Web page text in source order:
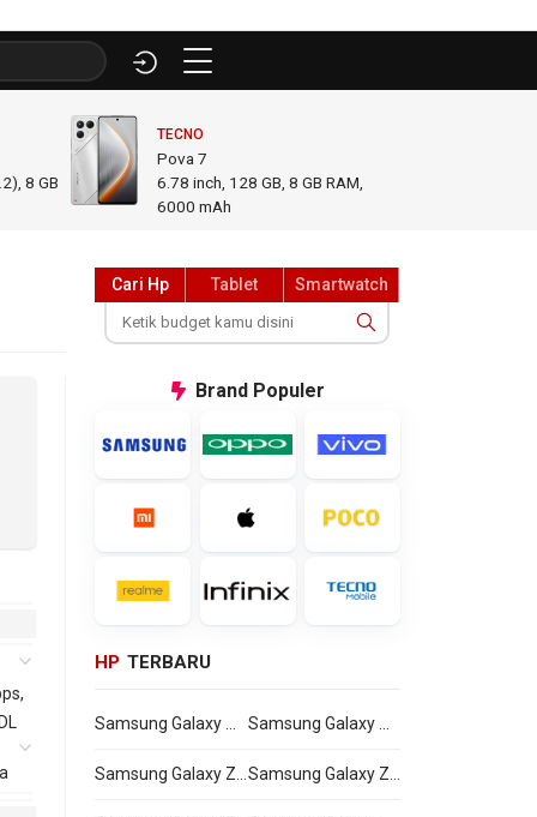
8 GB
TECNO
Pova 7
6.78 inch, 128 GB, 8 GB RAM
6000 mAh
Cari Hp Tablet Smartwatch
Brand Populer
HP TERBARU